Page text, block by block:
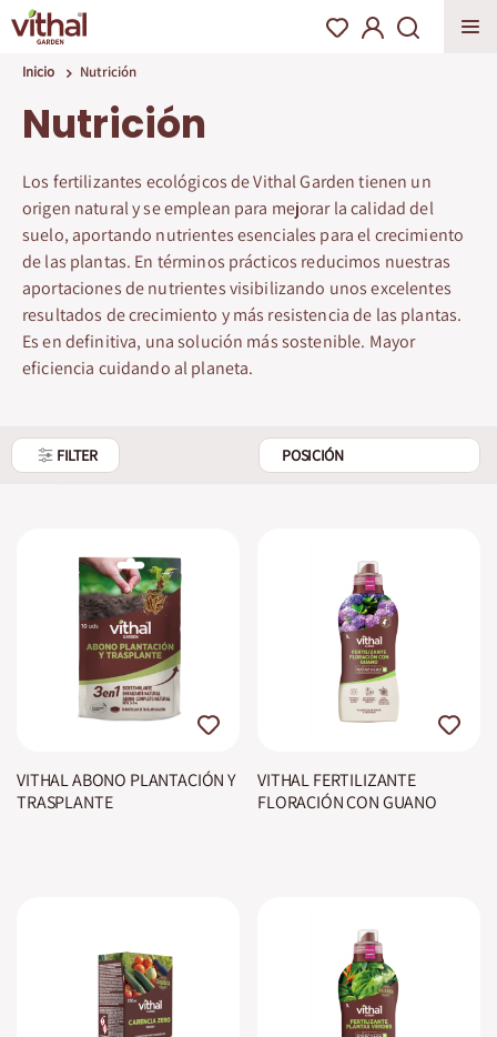
Inicio Nutrición
Nutrición
Los fertilizantes ecológicos de Vithal Garden tienen un
origen natural y se emplean para mejorar la calidad del
suelo, aportando nutrientes esenciales para el crecimiento
de las plantas. En términos prácticos reducimos nuestras
aportaciones de nutrientes visibilizando unos excelentes
resultados de crecimiento y más resistencia de las plantas.
Es en definitiva, una solución más sostenible. Mayor
eficiencia cuidando al planeta.
FILTER
VITHAL ABONO PLANTACIÓN Y
TRASPLANTE
VITHAL FERTILIZANTE
FLORACIÓN CON GUANO